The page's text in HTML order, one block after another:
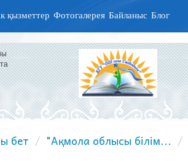
қызметтер Фотогалерея Байланыс Блог
бет "Ақмола облысы білім...